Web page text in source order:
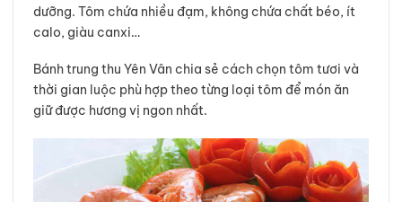
dưỡng. Tôm chứa nhiều đạm, không chứa chất béo, ít
calo, giàu canxi…
Bánh trung thu Yên Vân chia sẻ cách chọn tôm tươi và
thời gian luộc phù hợp theo từng loại tôm để món ăn
giữ được hương vị ngon nhất.